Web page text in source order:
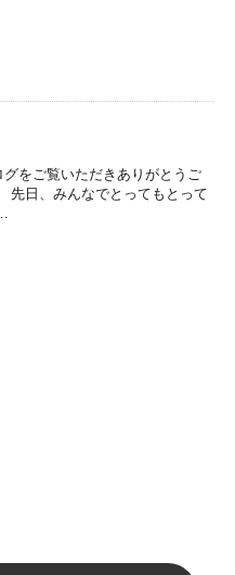
グをご覧いただきありがとうご
先日、みんなでとってもとって